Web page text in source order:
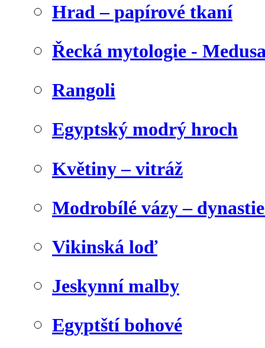
Hrad – papírové tkaní
Řecká mytologie -
Rangoli
Egyptský modrý hroch
Květiny – vitráž
Modrobílé vázy –
Vikinská loď
Jeskynní malby
Egyptští bohové